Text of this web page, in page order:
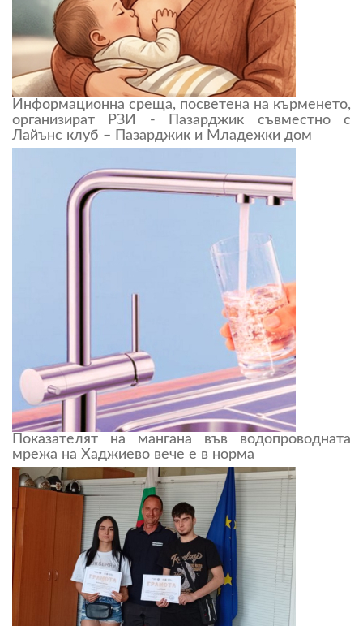
Информационна среща, посветена на кърменето,
организират РЗИ - Пазарджик съвместно с
Лайънс клуб – Пазарджик и Младежки дом
Показателят на мангана във водопроводната
мрежа на Хаджиево вече е в норма